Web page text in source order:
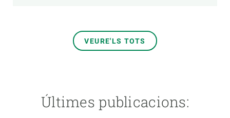
VEURE'LS TOTS
Últimes publicacions: